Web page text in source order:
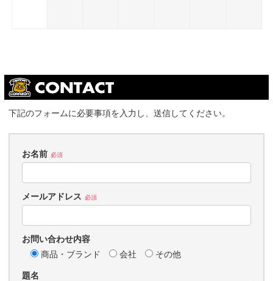
下記のフォームに必要事項を入力し、送信してください。
お名前 必須
メールアドレス 必須
お問い合わせ内容
商品・ブランド
会社 その他
題名